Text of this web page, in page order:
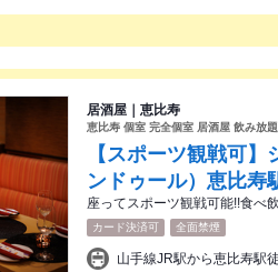
居酒屋｜恵比寿
恵比寿 個室 完全個室 居酒屋 飲み放
【スポーツ観戦可
ンドゥール）恵比寿
座ってスポーツ観戦可能!!食べ
カード決済可 全面禁煙
山手線JR駅から恵比寿駅